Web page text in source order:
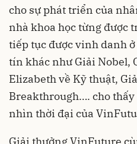
cho sự phát triển của
nhà khoa học từng được
tiếp tục được vinh danh
tín khác như Giải Nobel,
Elizabeth về Kỹ thuật,
Breakthrough…. cho
nhìn thời đại của
Giải thưởng VinFuture